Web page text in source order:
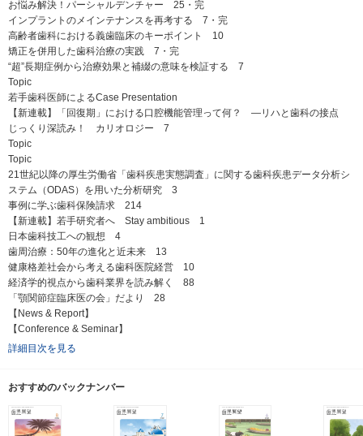
お悩み解決！パーシャルデンチャー 25・完
インプラントのメインテナンスを再考する 7・完
高齢者歯科における義歯臨床のキーポイント 10
矯正を併用した歯科治療の実践 7・完
“超”長期症例から治療効果と補綴の意味を検証する 7
Topic
若手歯科医師によるCase Presentation
【新連載】「回復期」における口腔機能管理って何？ ―リハと歯科の接点
じっくり深読み！ カリオロジー 7
Topic
Topic
21世紀以降の厚生労働省「歯科疾患実態調査」に関する歯科疾患データ分析シ
ステム（ODAS）を用いた分析研究 3
事例に学ぶ歯科保険請求 214
【新連載】若手研究者へ Stay ambitious 1
日本歯科技工への観想 4
歯周治療：50年の進化と近未来 13
健康格差社会から考える歯科医院経営 10
経済学的視点から歯科業界を読み解く 88
「顎関節症臨床医の会」だより 28
【News & Report】
【Conference & Seminar】
詳細目次を見る
おすすめのバックナンバー